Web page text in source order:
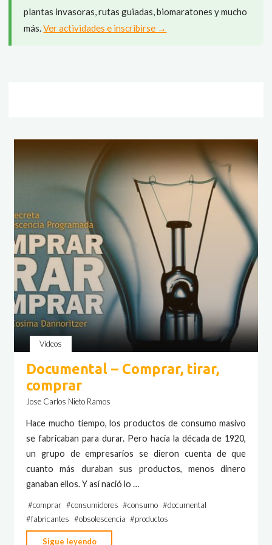
plantas invasoras, rutas guiadas, biomaratones y mucho
más.Ver actividades e inscribirse →
Vídeos
Documental – Comprar, tirar,
comprar
Jose Carlos Nieto Ramos
Hace mucho tiempo, los productos de consumo masivo
se fabricaban para durar. Pero hacia la década de 1920,
un grupo de empresarios se dieron cuenta de que
cuanto más duraban sus productos, menos dinero
ganaban ellos. Y así nació lo …
#comprar #consumidores #consumo #documental
#fabricantes #obsolescencia #productos
Sigue leyendo